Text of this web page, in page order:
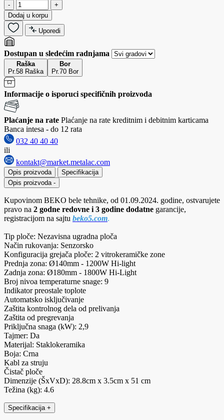
-
+
Dodaj u korpu
Uporedi
Dostupan u sledećim radnjama
Raška
Pr.58 Raška
Bor
Pr.70 Bor
Informacije o isporuci specifičnih proizvoda
Plaćanje na rate Plaćanje na rate kreditnim i debitnim karticama
Banca intesa - do 12 rata
032 40 40 40
ili
kontakt@market.metalac.com
Opis proizvoda
Specifikacija
Opis proizvoda -
Kupovinom BEKO bele tehnike, od 01.09.2024. godine, ostvarujete
pravo na 2 godne redovne i 3 godine dodatne garancije,
registracijom na sajtu beko5.com.
Tip ploče: Nezavisna ugradna ploča
Način rukovanja: Senzorsko
Konfiguracija grejača ploče: 2 vitrokeramičke zone
Prednja zona: Ø140mm - 1200W Hi-light
Zadnja zona: Ø180mm - 1800W Hi-Light
Broj nivoa temperaturne snage: 9
Indikator preostale toplote
Automatsko isključivanje
Zaštita kontrolnog dela od prelivanja
Zaštita od pregrevanja
Priključna snaga (kW): 2,9
Tajmer: Da
Materijal: Staklokeramika
Boja: Crna
Kabl za struju
Čistač ploče
Dimenzije (ŠxVxD): 28.8cm x 3.5cm x 51 cm
Težina (kg): 4.6
Specifikacija +